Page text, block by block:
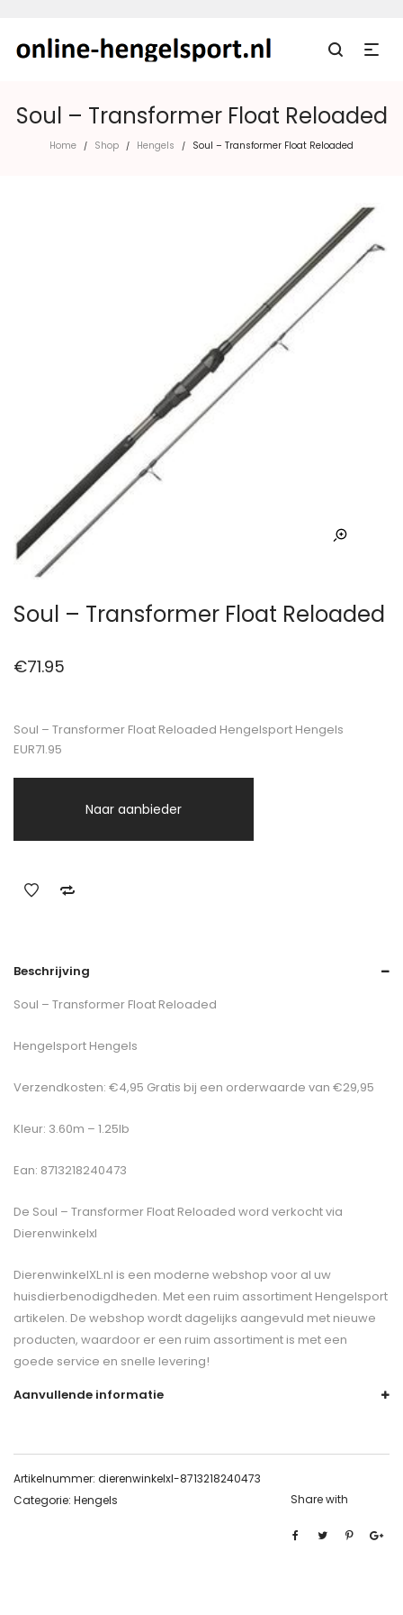
Soul – Transformer Float Reloaded
Home / Shop / Hengels / Soul – Transformer Float Reloaded
Soul – Transformer Float Reloaded
€71.95
Soul – Transformer Float Reloaded Hengelsport Hengels
EUR71.95
Naar aanbieder
Beschrijving
Soul – Transformer Float Reloaded
Hengelsport Hengels
Verzendkosten: €4,95 Gratis bij een orderwaarde van €29,95
Kleur: 3.60m – 1.25lb
Ean: 8713218240473
De Soul – Transformer Float Reloaded word verkocht via
Dierenwinkelxl
DierenwinkelXL.nl is een moderne webshop voor al uw
huisdierbenodigdheden. Met een ruim assortiment Hengelsport
artikelen. De webshop wordt dagelijks aangevuld met nieuwe
producten, waardoor er een ruim assortiment is met een
goede service en snelle levering!
Aanvullende informatie
Artikelnummer: dierenwinkelxl-8713218240473
Categorie: Hengels Share with